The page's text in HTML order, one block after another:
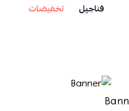
فناجيل
تخفيضات